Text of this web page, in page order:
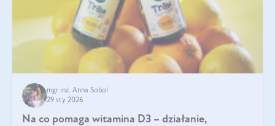
mgr inż. Anna Sobol
29 sty 2026
Na co pomaga witamina D3 – działanie,